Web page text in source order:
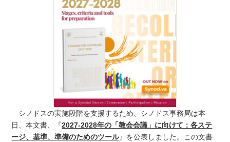
シノドスの実施段階を支援するため、シノドス事務局は本
日、本文書、『2027-2028年の「教会会議」に向けて：各ステ
ージ、基準、準備のためのツール』を公表しました。この文書